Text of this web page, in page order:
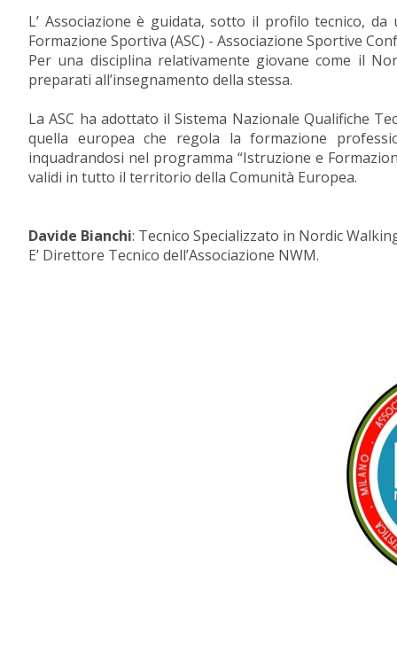
L’ Associazione è guidata, sotto il profilo tecnico,
Formazione Sportiva (ASC) - Associazione Sportive
Per una disciplina relativamente giovane come il
preparati all’insegnamento della stessa.
La ASC ha adottato il Sistema Nazionale Qualifiche
quella europea che regola la formazione
inquadrandosi nel programma “Istruzione e
validi in tutto il territorio della Comunità Europea.
Davide Bianchi: Tecnico Specializzato in Nordic
E’ Direttore Tecnico dell’Associazione NWM.